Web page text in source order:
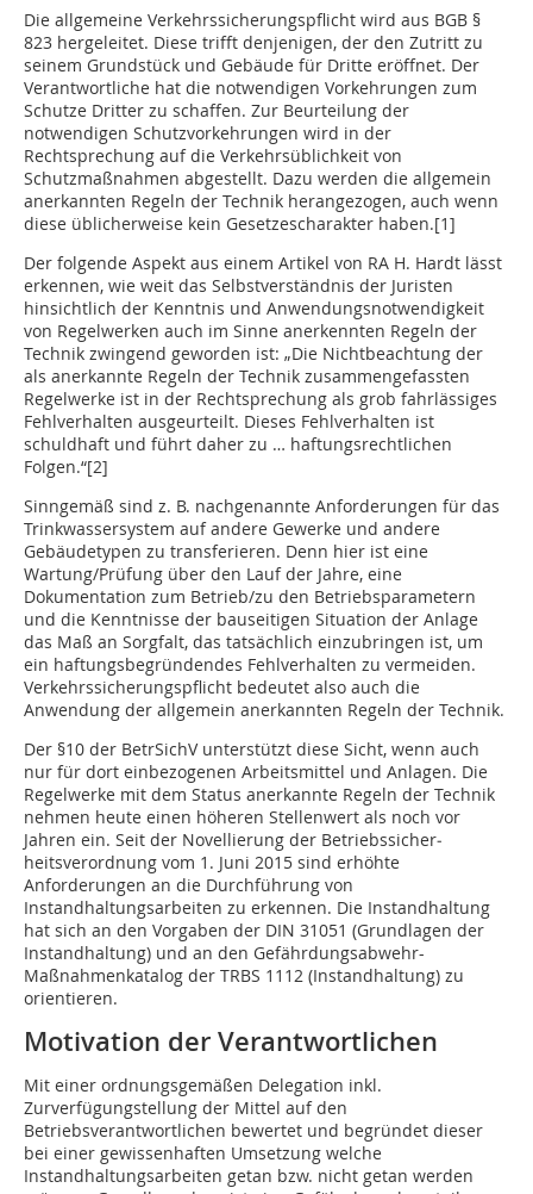
Die allgemeine Verkehrssicherungspflicht wird aus BGB §
823 hergeleitet. Diese trifft denjenigen, der den Zutritt zu
seinem Grundstück und Gebäude für Dritte eröffnet. Der
Verantwortliche hat die notwendigen Vorkehrungen zum
Schutze Dritter zu schaffen. Zur Beurteilung der
notwendigen Schutzvorkehrungen wird in der
Rechtsprechung auf die Verkehrsüblichkeit von
Schutzmaßnahmen abgestellt. Dazu werden die allgemein
anerkannten Regeln der Technik herangezogen, auch wenn
diese üblicherweise kein Gesetzescharakter haben.[1]
Der folgende Aspekt aus einem Artikel von RA H. Hardt lässt
erkennen, wie weit das Selbstverständnis der Juristen
hinsichtlich der Kenntnis und Anwendungsnotwendigkeit
von Regelwerken auch im Sinne anerkennten Regeln der
Technik zwingend geworden ist: „Die Nichtbeachtung der
als anerkannte Regeln der Technik zusammengefassten
Regelwerke ist in der Rechtsprechung als grob fahrlässiges
Fehlverhalten ausgeurteilt. Dieses Fehlverhalten ist
schuldhaft und führt daher zu … haftungsrechtlichen
Folgen.“[2]
Sinngemäß sind z. B. nachgenannte Anforderungen für das
Trinkwassersystem auf andere Gewerke und andere
Gebäudetypen zu transferieren. Denn hier ist eine
Wartung/Prüfung über den Lauf der Jahre, eine
Dokumentation zum Betrieb/zu den Betriebsparametern
und die Kenntnisse der bauseitigen Situation der Anlage
das Maß an Sorgfalt, das tatsächlich einzubringen ist, um
ein haftungsbegründendes Fehlverhalten zu vermeiden.
Verkehrssicherungspflicht bedeutet also auch die
Anwendung der allgemein anerkannten Regeln der Technik.
Der §10 der BetrSichV unterstützt diese Sicht, wenn auch
nur für dort einbezogenen Arbeitsmittel und Anlagen. Die
Regelwerke mit dem Status anerkannte Regeln der Technik
nehmen heute einen höheren Stellenwert als noch vor
Jahren ein. Seit der Novellierung der Betriebs­sicher­
heitsverordnung vom 1. Juni 2015 sind erhöhte
Anforderungen an die Durchführung von
Instandhaltungsarbeiten zu erkennen. Die Instandhaltung
hat sich an den Vorgaben der DIN 31051 (Grundlagen der
Instandhaltung) und an den Gefährdungsabwehr-
Maßnahmenkatalog der TRBS 1112 (Instandhaltung) zu
orientieren.
Motivation der Verantwortlichen
Mit einer ordnungsgemäßen Delegation inkl.
Zurverfügungstellung der Mittel auf den
Betriebsverantwortlichen bewertet und begründet dieser
bei einer gewissenhaften Umsetzung welche
Instandhaltungsarbeiten getan bzw. nicht getan werden